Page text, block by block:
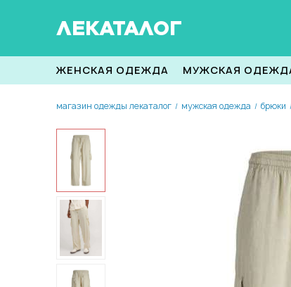
ЛЕКАТАЛОГ
ЖЕНСКАЯ ОДЕЖДА МУЖСКАЯ
магазин одежды лекаталог / мужская одежда / брюки